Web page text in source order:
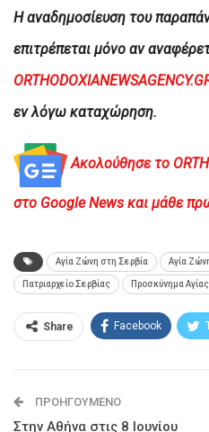
H αναδημοσίευση του
επιτρέπεται μόνο αν
εν λόγω καταχώρηση.
Ακολούθησε το
στο Google News και μάθε
Αγία Ζώνη στη Σερβία Αγία
Πατριαρχείο Σερβίας Προσκύνημα
Share Facebook
ΠΡΟΗΓΟΎΜΕΝΟ
Στην Αθήνα στις 8 Ιουνίου